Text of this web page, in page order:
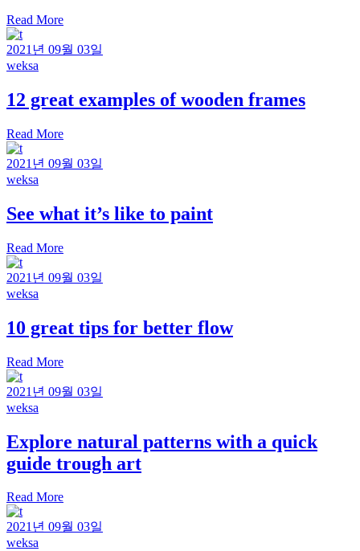
Read More
2021년 09월 03일
weksa
12 great examples of wooden frames
Read More
2021년 09월 03일
weksa
See what it’s like to paint
Read More
2021년 09월 03일
weksa
10 great tips for better flow
Read More
2021년 09월 03일
weksa
Explore natural patterns with a quick
guide trough art
Read More
2021년 09월 03일
weksa